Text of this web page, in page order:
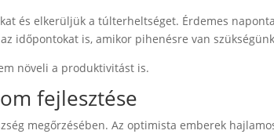
és elkerüljük a túlterheltséget. Érdemes
időpontokat is, amikor pihenésre van
növeli a produktivitást is.
fejlesztése
megőrzésében. Az optimista emberek